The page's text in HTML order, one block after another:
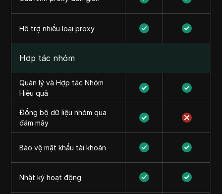
Hỗ trợ nhiều loại proxy
Hợp tác nhóm
Quản lý và Hợp tác Nhóm
Hiệu quả
Đồng bộ dữ liệu nhóm qua
đám mây
Bảo vệ mật khẩu tài khoản
Nhật ký hoạt động